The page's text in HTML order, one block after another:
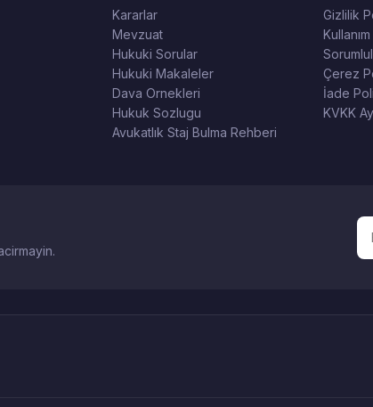
Kararlar
Mevzuat
Hukuki Sorular
Hukuki Makaleler
Dava Ornekleri
Hukuk Sozlugu
Avukatlık Staj Bulma Rehberi
Gizlilik
Çerez
İade
KVKK